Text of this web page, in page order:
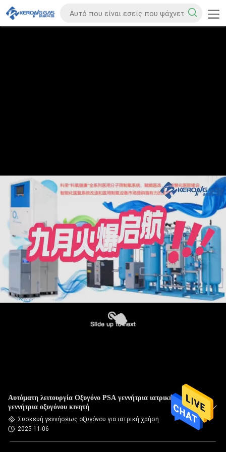
Αυτόματη λειτουργία Οξυγόνο PSA γεννήτρια ιατρική
γεννήτρια οξυγόνου κινητή
Συσκευή γεννήσεως οξυγόνου για ιατρική χρήση
2025-11-06